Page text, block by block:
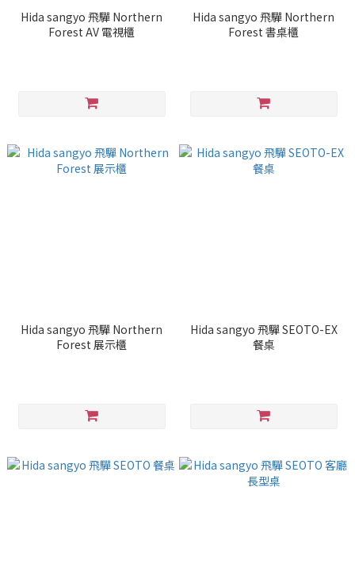
Hida sangyo 飛驒 Northern
Forest AV 電視櫃
Hida sangyo 飛驒 Northern
Forest 書桌櫃
Hida sangyo 飛驒 Northern
Forest 展示櫃
Hida sangyo 飛驒 SEOTO-EX
餐桌